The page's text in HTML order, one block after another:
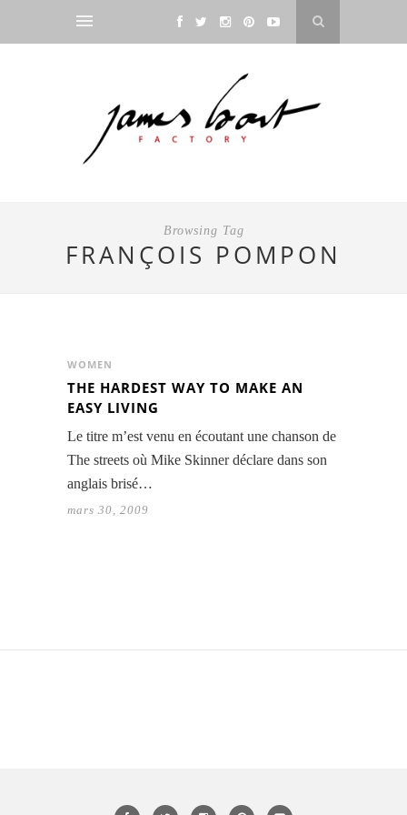
Browsing Tag
FRANÇOIS POMPON
WOMEN
THE HARDEST WAY TO MAKE AN
EASY LIVING
Le titre m’est venu en écoutant une chanson de
The streets où Mike Skinner déclare dans son
anglais brisé…
mars 30, 2009